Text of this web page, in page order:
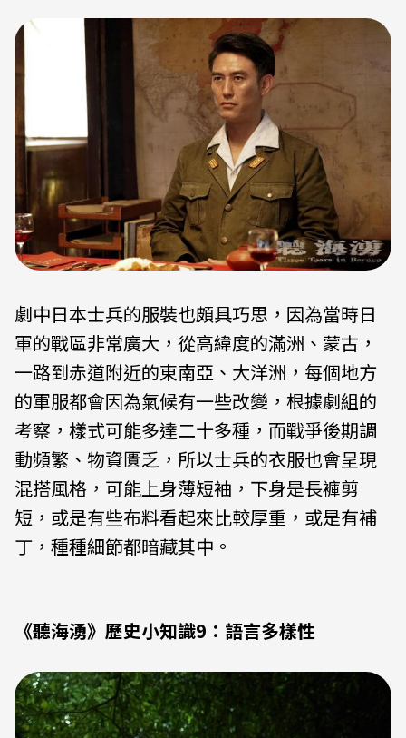
劇中日本士兵的服裝也頗具巧思，因為當時日
軍的戰區非常廣大，從高緯度的滿洲、蒙古，
一路到赤道附近的東南亞、大洋洲，每個地方
的軍服都會因為氣候有一些改變，根據劇組的
考察，樣式可能多達二十多種，而戰爭後期調
動頻繁、物資匱乏，所以士兵的衣服也會呈現
混搭風格，可能上身薄短袖，下身是長褲剪
短，或是有些布料看起來比較厚重，或是有補
丁，種種細節都暗藏其中。
《聽海湧》歷史小知識9：語言多樣性